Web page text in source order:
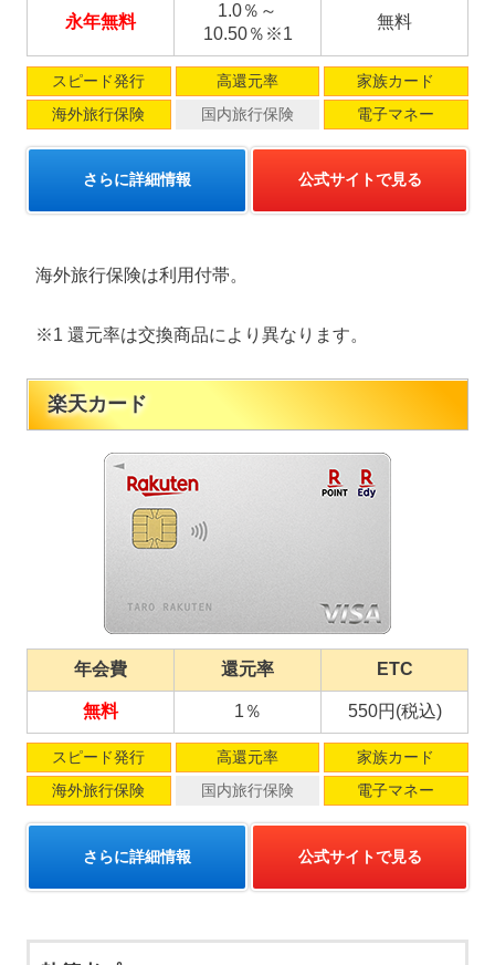
永年無料
1.0％～
10.50％※1
無料
スピード発行 高還元率
家族カード
海外旅行保険
国内旅行保険 電子マネー
さらに詳細情報 公式サイトで見る
海外旅行保険は利用付帯。
※1 還元率は交換商品により異なります。
楽天カード
年会費 還元率 ETC
無料 1％ 550円(税込)
スピード発行 高還元率
家族カード
海外旅行保険
国内旅行保険 電子マネー
さらに詳細情報 公式サイトで見る